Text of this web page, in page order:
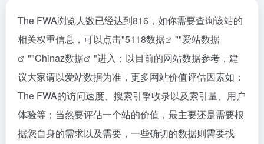
The FWA浏览人数已经达到816，如你需要查询该站的
相关权重信息，可以点击"5118数据 ""爱站数据
""Chinaz数据
"进入；以目前的网站数据参考，建
议大家请以爱站数据为准，更多网站价值评估因素如：
The FWA的访问速度、搜索引擎收录以及索引量、用户
体验等；当然要评估一个站的价值，最主要还是需要根
据您自身的需求以及需要，一些确切的数据则需要找